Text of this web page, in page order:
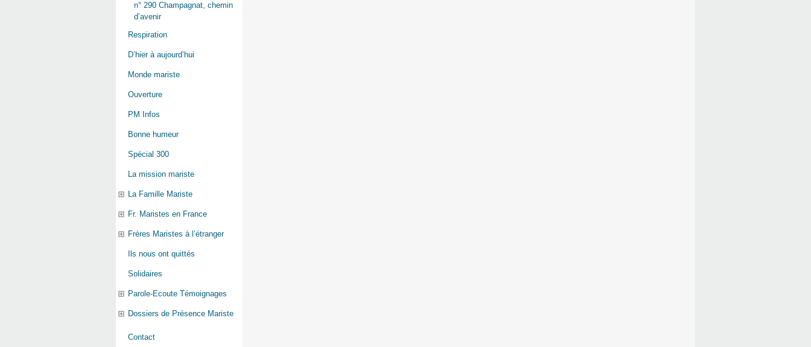
n° 290 Champagnat, chemin
d’avenir
Respiration
D’hier à aujourd’hui
Monde mariste
Ouverture
PM Infos
Bonne humeur
Spécial 300
La mission mariste
La Famille Mariste
Fr. Maristes en France
Frères Maristes à l’étranger
Ils nous ont quittés
Solidaires
Parole-Ecoute Témoignages
Dossiers de Présence Mariste
Contact